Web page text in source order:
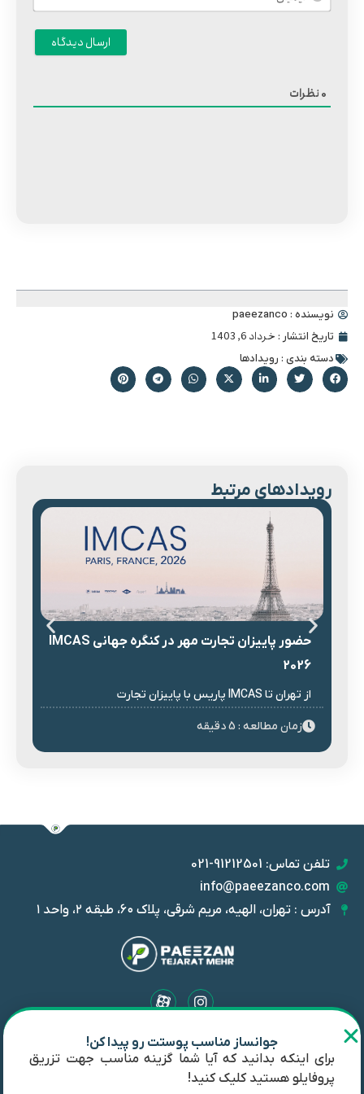
0 نظرات
نویسنده : paeezanco
تاریخ انتشار : خرداد 6, 1403
دسته بندی : رویدادها
رویدادهای مرتبط
حضور پاییزان تجارت مهر در کنگره جهانی IMCAS
2026
از تهران تا IMCAS پاریس با پاییزان تجارت
زمان مطالعه : 5 دقیقه
تلفن تماس: 91212501-021
info@paeezanco.com
آدرس : تهران، الهیه، مریم شرقی، پلاک ۶۰، طبقه ۲، واحد ۱
شرکت پاییزان تجارت مهر با بیش از ده سال سابقه؛ به ارائه جدیدترین و
باکیفیت‌ترین محصولات زیبایی با مشارکت شرکت‌های معتبر جهانی از
جمله IBSA مشهور است. پاییزان تجارت مهر واردکننده و توزیع‌کننده
جوانساز مناسب پوستت رو پیدا کن!
برای اینکه بدانید که آیا شما گزینه مناسب جهت تزریق
پروفایلو هستید کلیک کنید!